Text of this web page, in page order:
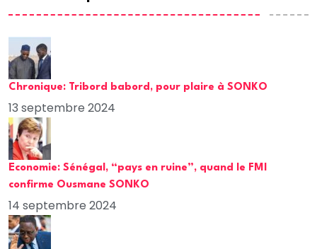
Chronique: Tribord babord, pour plaire à SONKO
13 septembre 2024
Economie: Sénégal, “pays en ruine”, quand le FMI
confirme Ousmane SONKO
14 septembre 2024